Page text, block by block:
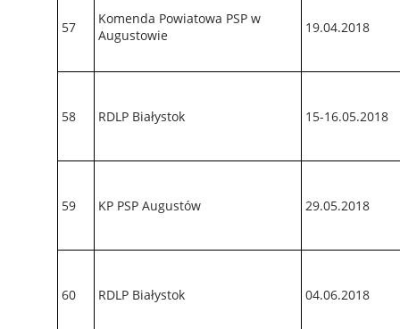
57
Komenda Powiatowa PSP w
Augustowie
19.04.2018
58 RDLP Białystok 15-16.05.2018
59 KP PSP Augustów 29.05.2018
60 RDLP Białystok 04.06.2018